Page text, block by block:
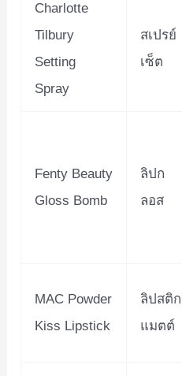
Charlotte
Tilbury
Setting
Spray
สเปรย์
เซ็ต
Fenty Beauty
Gloss Bomb
ลิปก
ลอส
MAC Powder
Kiss Lipstick
ลิปสติก
แมตต์